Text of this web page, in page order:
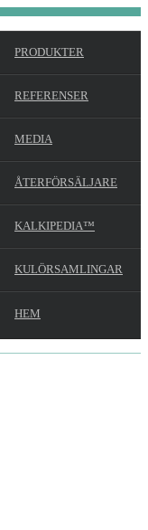
PRODUKTER
REFERENSER
MEDIA
ÅTERFÖRSÄLJARE
KALKIPEDIA™
KULÖRSAMLINGAR
HEM